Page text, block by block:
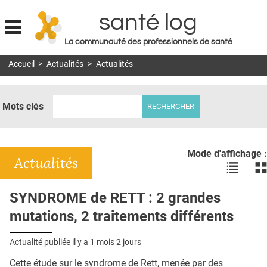
Jump to navigation
santé log
La communauté des professionnels de santé
MON COMPTE
DOSSIERS
RÉSEAUX
E-REVUE SAD
Accueil > Actualités > Actualités
Mots clés
Mode d'affichage :
Voir
les
liste
les
Actualités
SYNDROME de RETT : 2 grandes
mutations, 2 traitements différents
Actualité publiée il y a 1 mois 2 jours
Cette étude sur le syndrome de Rett, menée par des